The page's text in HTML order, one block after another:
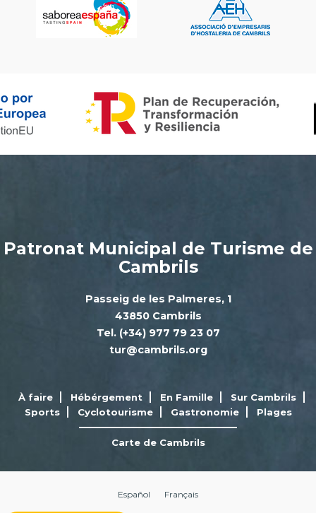
Patronat Municipal de Turisme de
Cambrils
Passeig de les Palmeres, 1
43850 Cambrils
Tel. (+34) 977 79 23 07
tur@cambrils.org
À faire Hébérgement En Famille
Sur Cambrils
Sports
Cyclotourisme Gastronomie Plages
Carte de Cambrils
Español Français